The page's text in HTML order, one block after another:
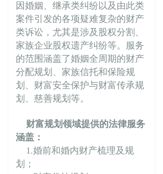
因婚姻、继承类纠纷以及由此类
案件引发的各项疑难复杂的财产
类诉讼，尤其是涉及股权分割、
家族企业股权遗产纠纷等。服务
的范围涵盖了婚姻全周期的财产
分配规划、家族信托和保险规
划、财富安全保护与财富传承规
划、慈善规划等。
财富规划领域提供的法律服务
涵盖：
1.婚前和婚内财产梳理及规
划；